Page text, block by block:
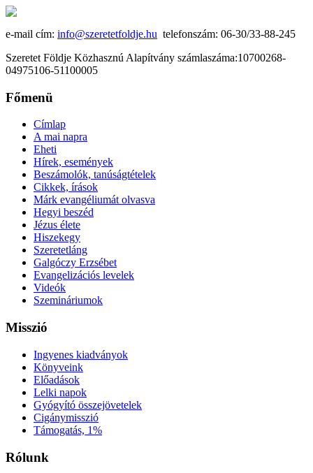
e-mail cím: info@szeretetfoldje.hu telefonszám: 06-30/33-88-245
Szeretet Földje Közhasznú Alapítvány számlaszáma:10700268-
04975106-51100005
Főmenü
Címlap
A mai napra
Eheti
Hírek, események
Beszámolók, tanúságtételek
Cikkek, írások
Márk evangéliumát olvasva
Hegyi beszéd
Jézus élete
Hiszekegy
Szeretetláng
Galgóczy Erzsébet
Evangelizációs levelek
Videók
Szemináriumok
Misszió
Ingyenes kiadványok
Könyveink
Előadások
Lelki napok
Gyógyító összejövetelek
Cigánymisszió
Támogatás, 1%
Rólunk